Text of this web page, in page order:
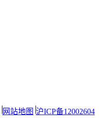
网站地图 沪ICP备12002604